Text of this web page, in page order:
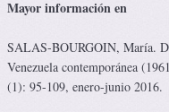
Mayor información en
SALAS-BOURGOIN, María.
Venezuela contemporánea
(1): 95-109, enero-junio 2016.